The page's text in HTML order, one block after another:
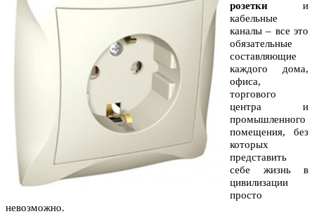
розетки и
кабельные
каналы – все это
обязательные
составляющие
каждого дома,
офиса,
торгового
центра и
промышленного
помещения, без
которых
представить
себе жизнь в
цивилизации
просто
невозможно.